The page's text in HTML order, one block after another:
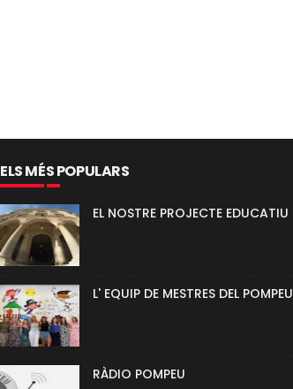
ELS MÉS POPULARS
EL NOSTRE PROJECTE EDUCATIU
L' EQUIP DE MESTRES DEL POMPEU
RÀDIO POMPEU